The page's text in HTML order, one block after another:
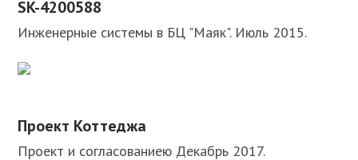
SK-4200588
Инженерные системы в БЦ "Маяк". Июль 2015.
Проект Коттеджа
Проект и согласованиею Декабрь 2017.